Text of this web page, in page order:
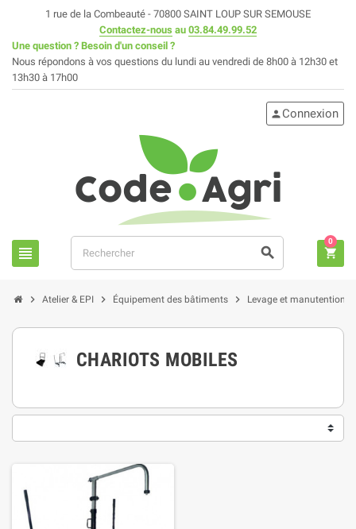
1 rue de la Combeauté - 70800 SAINT LOUP SUR SEMOUSE
Contactez-nous au 03.84.49.99.52
Une question ? Besoin d'un conseil ?
Nous répondons à vos questions du lundi au vendredi de 8h00 à 12h30 et
13h30 à 17h00
view_headline search
person Connexion
shopping_cart
0
chevron_right Atelier & EPI chevron_right Équipement des bâtiments chevron_right Levage et manutention
CHARIOTS MOBILES